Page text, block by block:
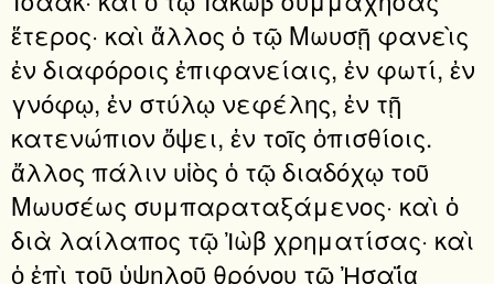
ἕτερος· καὶ ἄλλος ὁ τῷ Μωυσῇ φανεὶς
ἐν διαφόροις ἐπιφανείαις, ἐν φωτί, ἐν
γνόφῳ, ἐν στύλῳ νεφέλης, ἐν τῇ
κατενώπιον ὄψει, ἐν τοῖς ὀπισθίοις.
ἄλλος πάλιν υἱὸς ὁ τῷ διαδόχῳ τοῦ
Μωυσέως συμπαραταξάμενος· καὶ ὁ
διὰ λαίλαπος τῷ Ἰὼβ χρηματίσας· καὶ
ὁ ἐπὶ τοῦ ὑψηλοῦ θρόνου τῷ Ἠσαΐᾳ